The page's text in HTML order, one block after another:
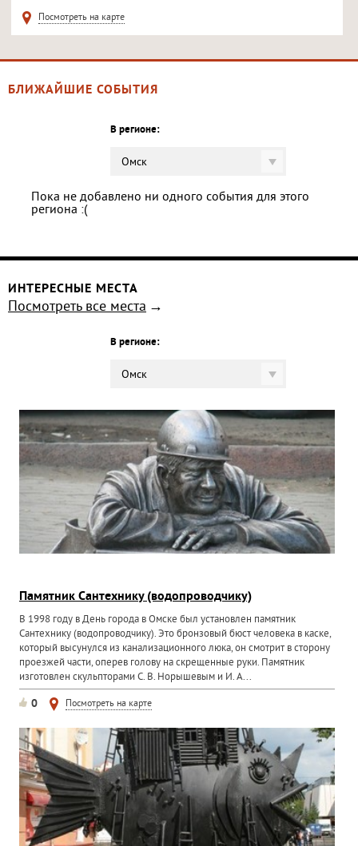
Посмотреть на карте
БЛИЖАЙШИЕ СОБЫТИЯ
В регионе:
Омск
Пока не добавлено ни одного события для этого
региона :(
ИНТЕРЕСНЫЕ МЕСТА
Посмотреть все места
В регионе:
Омск
Памятник Сантехнику (водопроводчику)
В 1998 году в День города в Омске был установлен памятник
Сантехнику (водопроводчику). Это бронзовый бюст человека в каске,
который высунулся из канализационного люка, он смотрит в сторону
проезжей части, оперев голову на скрещенные руки. Памятник
изготовлен скульпторами С. В. Норышевым и И. А...
0 Посмотреть на карте